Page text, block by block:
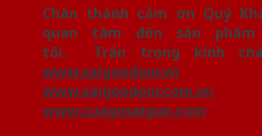
Chân thành cảm ơn Quý
quan tâm đến sản phẩm
tôi. Trân trọng kính
www.saigondoor.vn
www.saigondoor.com.vn
www.cuagosaigon.com